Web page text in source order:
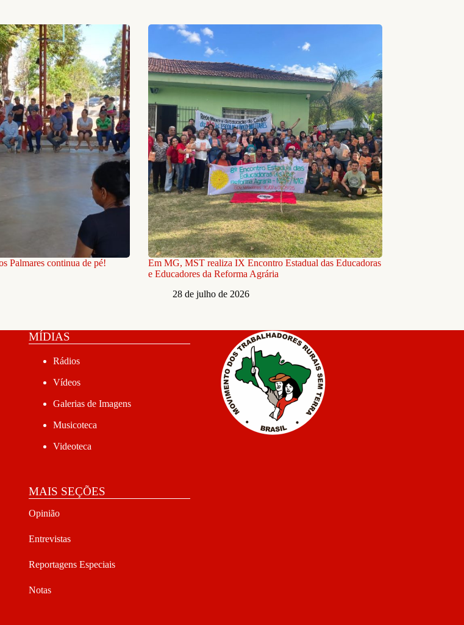
Palmares continua de pé!
Em MG, MST realiza IX Encontro Estadual das Educadoras
e Educadores da Reforma Agrária
28 de julho de 2026
MÍDIAS
Rádios
Vídeos
Galerias de Imagens
Musicoteca
Videoteca
MAIS SEÇÕES
Opinião
Entrevistas
Reportagens Especiais
Notas